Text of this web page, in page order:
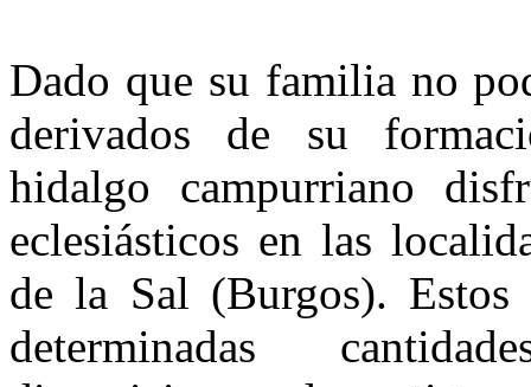
Dado que su familia no
derivados de su
hidalgo campurriano
eclesiásticos en las
de la Sal (Burgos). Estos
determinadas